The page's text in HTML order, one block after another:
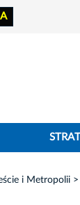
A
i Metropolii